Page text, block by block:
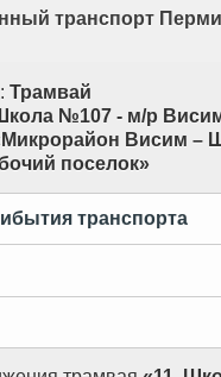
транспорт Перми
Трамвай
№107 - м/р
Висим –
поселок»
транспорта